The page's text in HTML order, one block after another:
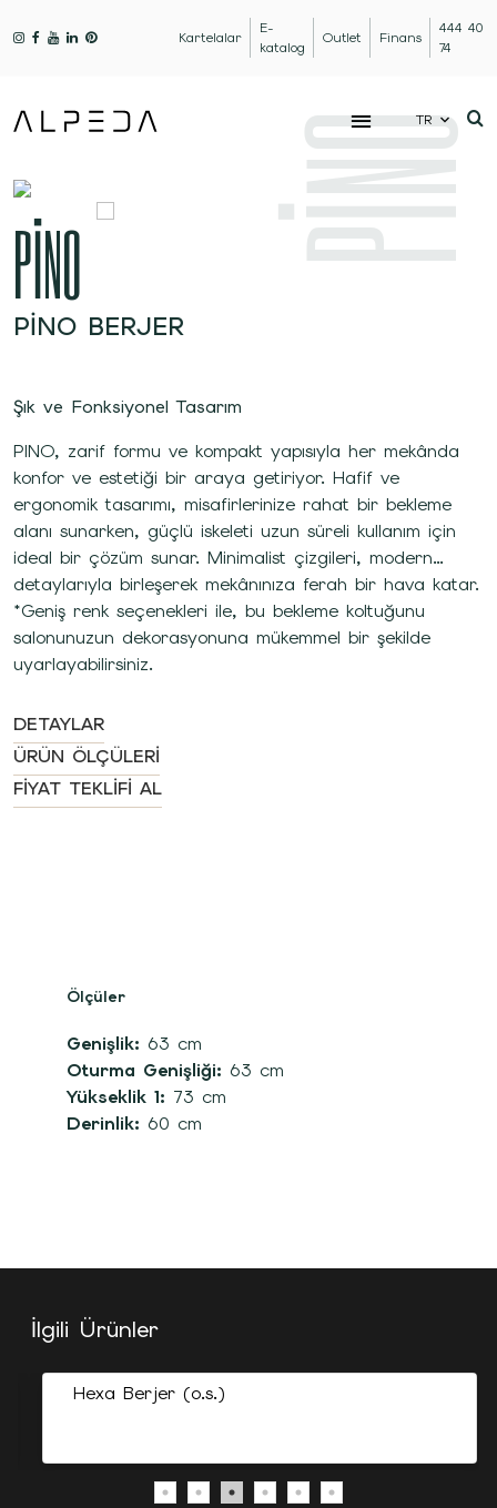
Kartelalar
E-
katalog
Outlet Finans
444 40
74
TR
PİNO
PİNO
PINO BERJER
Şık ve Fonksiyonel Tasarım
PINO, zarif formu ve kompakt yapısıyla her mekânda
konfor ve estetiği bir araya getiriyor. Hafif ve
ergonomik tasarımı, misafirlerinize rahat bir bekleme
alanı sunarken, güçlü iskeleti uzun süreli kullanım için
ideal bir çözüm sunar. Minimalist çizgileri, modern
detaylarıyla birleşerek mekânınıza ferah bir hava katar.
*Geniş renk seçenekleri ile, bu bekleme koltuğunu
salonunuzun dekorasyonuna mükemmel bir şekilde
uyarlayabilirsiniz.
DETAYLAR
ÜRÜN ÖLÇÜLERI
FIYAT TEKLIFI AL
Ölçüler
Genişlik: 63 cm
Oturma Genişliği: 63 cm
Yükseklik 1: 73 cm
Derinlik: 60 cm
İlgili Ürünler
Hexa Berjer (o.s.)